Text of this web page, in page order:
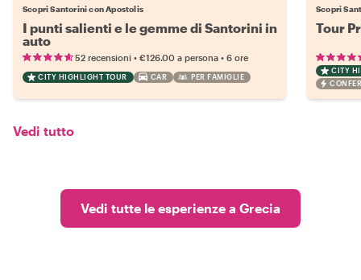
Scopri Santorini con Apostolis
I punti salienti e le gemme di Santorini in
auto
52 recensioni • €126.00 a persona • 6 ore
CITY HIGHLIGHT TOUR CAR PER FAMIGLIE
Scopri
Tour
CITY
Vedi tutto
Vedi tutte le esperienze a Grecia